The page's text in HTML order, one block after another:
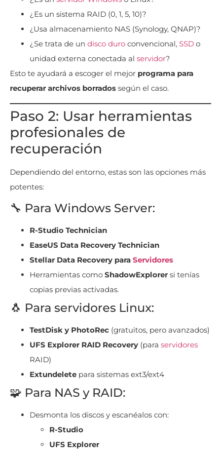
¿Es un sistema RAID (0, 1, 5, 10)?
¿Usa almacenamiento NAS (Synology, QNAP)?
¿Se trata de un disco duro convencional, SSD o
unidad externa conectada al servidor?
Esto te ayudará a escoger el mejor programa para
recuperar archivos borrados según el caso.
Paso 2: Usar herramientas
profesionales de
recuperación
Dependiendo del entorno, estas son las opciones más
potentes:
🔧 Para Windows Server:
R-Studio Technician
EaseUS Data Recovery Technician
Stellar Data Recovery para Servidores
Herramientas como ShadowExplorer si tenías
copias previas activadas.
🐧 Para servidores Linux:
TestDisk y PhotoRec (gratuitos, pero avanzados)
UFS Explorer RAID Recovery (para servidores
RAID)
Extundelete para sistemas ext3/ext4
🧩 Para NAS y RAID:
Desmonta los discos y escanéalos con:
R-Studio
UFS Explorer